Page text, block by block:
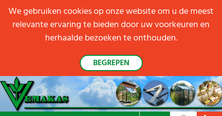
We gebruiken cookies op onze website om u de meest
relevante ervaring te bieden door uw voorkeuren en
herhaalde bezoeken te onthouden.
BEGREPEN